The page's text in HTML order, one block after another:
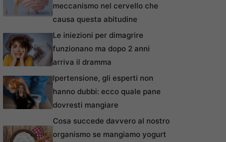
meccanismo nel cervello che
causa questa abitudine
Le iniezioni per dimagrire
funzionano ma dopo 2 anni
arriva il dramma
Ipertensione, gli esperti non
hanno dubbi: ecco quale pane
dovresti mangiare
Cosa succede davvero al nostro
organismo se mangiamo yogurt